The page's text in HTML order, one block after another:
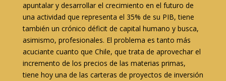
apuntalar y desarrollar el crecimiento en el futuro de
una actividad que representa el 35% de su PIB, tiene
también un crónico déficit de capital humano y busca,
asimismo, profesionales. El problema es tanto más
acuciante cuanto que Chile, que trata de aprovechar el
incremento de los precios de las materias primas,
tiene hoy una de las carteras de proyectos de inversión